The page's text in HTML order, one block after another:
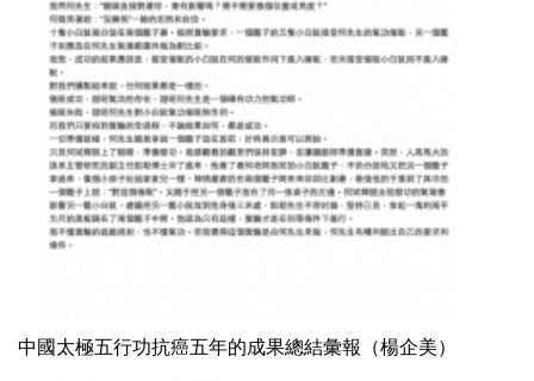
中國太極五行功抗癌五年的成果總結彙報（楊企美）